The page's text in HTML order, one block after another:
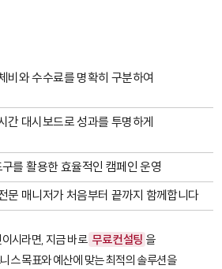
비와 수수료를 명확히 구분하여
간 대시보드로 성과를 투명하게
를 활용한 효율적인 캠페인 운영
문 매니저가 처음부터 끝까지 함께합니다
시라면, 지금 바로 무료 컨설팅 을
스 목표와 예산에 맞는 최적의 솔루션을